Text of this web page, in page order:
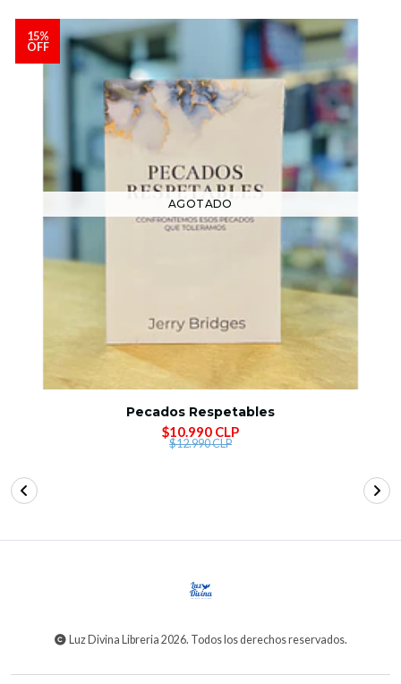
15%
OFF
AGOTADO
Pecados Respetables
$10.990 CLP
$12.990 CLP
Luz Divina Libreria 2026. Todos los derechos reservados.